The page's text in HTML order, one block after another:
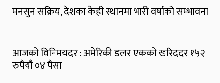
मनसुन सक्रिय, देशका केही स्थानमा भारी वर्षाको सम्भावना
आजको विनिमयदर : अमेरिकी डलर एकको खरिददर १५२
रुपैयाँ ०४ पैसा